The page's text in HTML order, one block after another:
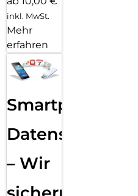
inkl. MwSt.
Mehr
erfahren
Smartphone
Datensicherung
– Wir